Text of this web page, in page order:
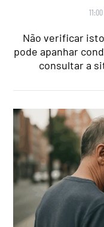
Não verificar
pode apanhar
consultar a